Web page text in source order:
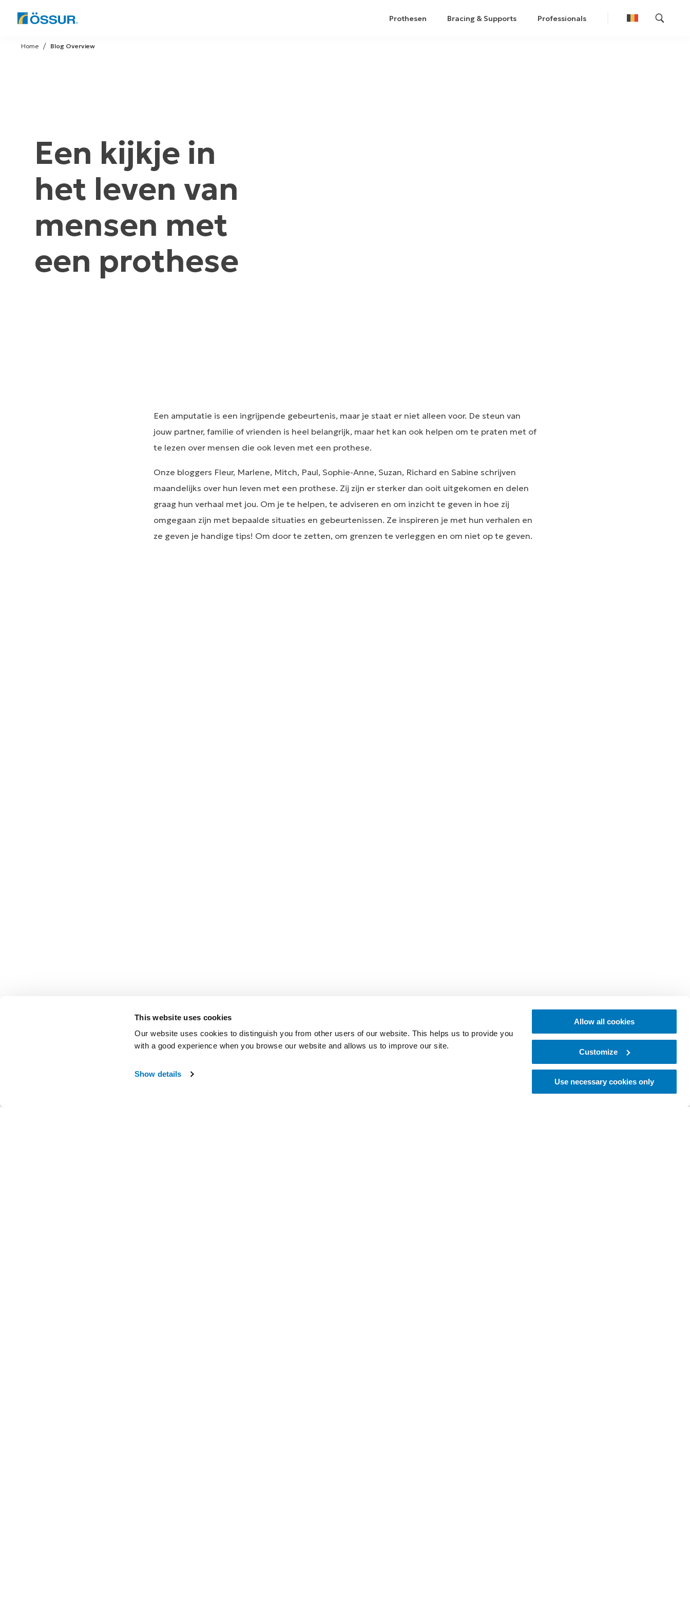
This website uses cookies
Our website uses cookies to distinguish you from other users of our website. This helps us to provide you
with a good experience when you browse our website and allows us to improve our site.
Show details
Allow all cookies
Customize
Use necessary cookies only
Skip
to
Prothesen Bracing & Supports Professionals
Blog Overview
Home
Een kijkje in
het leven van
mensen met
een prothese
Een amputatie is een ingrijpende gebeurtenis, maar je staat er niet alleen voor. De steun van
jouw partner, familie of vrienden is heel belangrijk, maar het kan ook helpen om te praten met of
te lezen over mensen die ook leven met een prothese.
Onze bloggers Fleur, Marlene, Mitch, Paul, Sophie-Anne, Suzan, Richard en Sabine schrijven
maandelijks over hun leven met een prothese. Zij zijn er sterker dan ooit uitgekomen en delen
graag hun verhaal met jou. Om je te helpen, te adviseren en om inzicht te geven in hoe zij
omgegaan zijn met bepaalde situaties en gebeurtenissen. Ze inspireren je met hun verhalen en
ze geven je handige tips! Om door te zetten, om grenzen te verleggen en om niet op te geven.